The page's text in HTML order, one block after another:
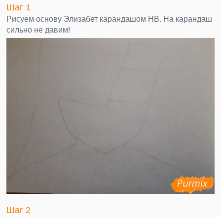
Шаг 1
Рисуем основу Элизабет карандашом НВ. На карандаш
сильно не давим!
Шаг 2